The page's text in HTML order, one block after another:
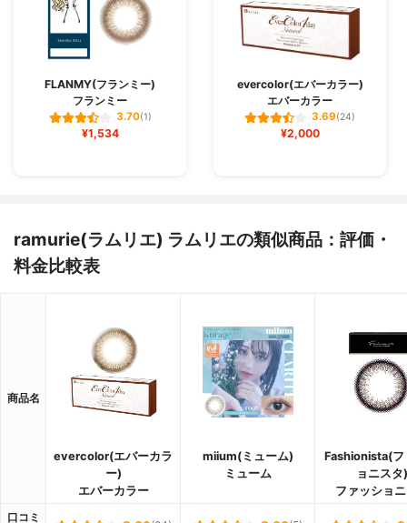
FLANMY(フランミー)
フランミー
3.70(1)
¥1,534
evercolor(エバーカラー)
エバーカラー
3.69(24)
¥2,000
ramurie(ラムリエ) ラムリエの類似商品：評価・
料金比較表
商品名
evercolor(エバーカラ
ー)
エバーカラー
miium(ミューム)
ミューム
Fashionista(フ
ョニスタ)
ファッショ
口コミ